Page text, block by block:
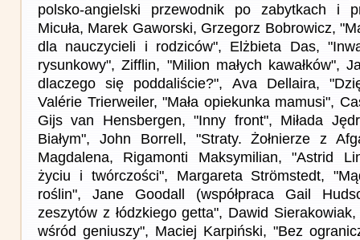
polsko-angielski przewodnik po zabytkach i
Micuła, Marek Gaworski, Grzegorz Bobrowicz,
dla nauczycieli i rodziców", Elżbieta Das,
rysunkowy", Zifflin, "Milion małych kawałków",
dlaczego się poddaliście?", Ava Dellaira,
Valérie Trierweiler, "Mała opiekunka mamusi",
Gijs van Hensbergen, "Inny front", Miłada
Białym", John Borrell, "Straty. Żołnierze z
Magdalena, Rigamonti Maksymilian, "Astrid
życiu i twórczości", Margareta Strömstedt,
roślin", Jane Goodall (współpraca Gail
zeszytów z łódzkiego getta", Dawid
wśród geniuszy", Maciej Karpiński, "Bez